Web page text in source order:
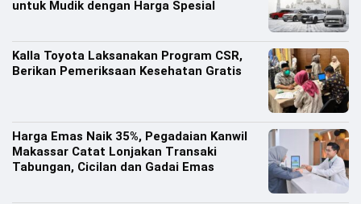
untuk Mudik dengan Harga Spesial
Kalla Toyota Laksanakan Program CSR,
Berikan Pemeriksaan Kesehatan Gratis
Harga Emas Naik 35%, Pegadaian Kanwil
Makassar Catat Lonjakan Transaki
Tabungan, Cicilan dan Gadai Emas